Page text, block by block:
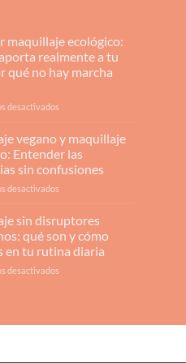
maquillaje ecológico:
realmente a tu
qué no hay marcha
desactivadosen
ecológico:
¿Qué
le
aporta
tu
piel
y
por
marcha
vegano y maquillaje
Entender las
sin confusiones
desactivadosen
vegano
y
maquillaje
ecológico:
Entender
confusiones
sin disruptores
qué son y cómo
en tu rutina diaria
desactivadosen
endocrinos: